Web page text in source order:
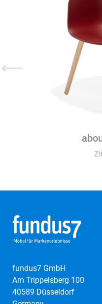
⟵
fundus7 GmbH
Am Trippelsberg 100
40589 Düsseldorf